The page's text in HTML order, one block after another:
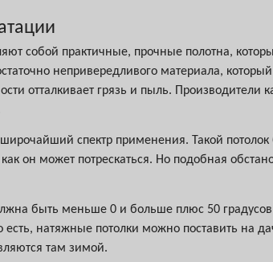
собой практичные, прочные полотна,
непривередливого материала,
отталкивает грязь и пыль. Производители
спектр применения. Такой потолок
он может потрескаться. Но подобная
быть меньше 0 и больше плюс 50
есть, натяжные потолки можно поставить на
там зимой.